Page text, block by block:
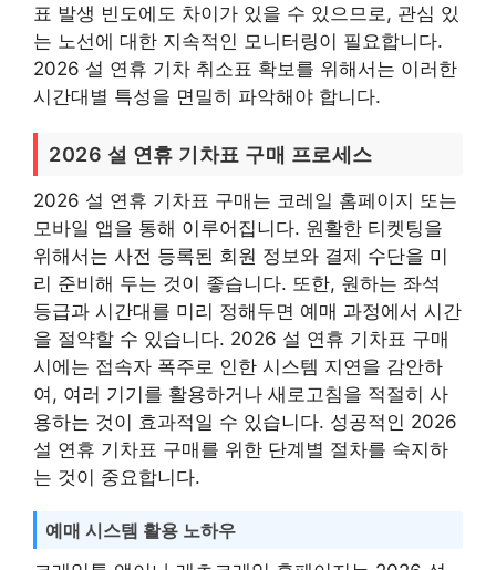
표 발생 빈도에도 차이가 있을 수 있으므로, 관심 있
는 노선에 대한 지속적인 모니터링이 필요합니다.
2026 설 연휴 기차 취소표 확보를 위해서는 이러한
시간대별 특성을 면밀히 파악해야 합니다.
2026 설 연휴 기차표 구매 프로세스
2026 설 연휴 기차표 구매는 코레일 홈페이지 또는
모바일 앱을 통해 이루어집니다. 원활한 티켓팅을
위해서는 사전 등록된 회원 정보와 결제 수단을 미
리 준비해 두는 것이 좋습니다. 또한, 원하는 좌석
등급과 시간대를 미리 정해두면 예매 과정에서 시간
을 절약할 수 있습니다. 2026 설 연휴 기차표 구매
시에는 접속자 폭주로 인한 시스템 지연을 감안하
여, 여러 기기를 활용하거나 새로고침을 적절히 사
용하는 것이 효과적일 수 있습니다. 성공적인 2026
설 연휴 기차표 구매를 위한 단계별 절차를 숙지하
는 것이 중요합니다.
예매 시스템 활용 노하우